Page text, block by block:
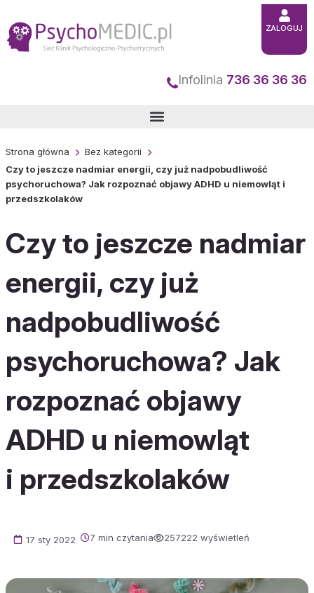
do
treści
Infolinia 736 36 36 36
ZALOGUJ
Strona główna
Bez kategorii
Czy to jeszcze nadmiar energii, czy już nadpobudliwość
psychoruchowa? Jak rozpoznać objawy ADHD u niemowląt i
przedszkolaków
Czy to jeszcze nadmiar
energii, czy już
nadpobudliwość
psychoruchowa? Jak
rozpoznać objawy
ADHD u niemowląt
i przedszkolaków
17 sty 2022 7 min czytania 257222 wyświetleń